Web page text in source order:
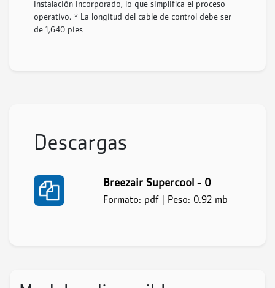
instalación incorporado, lo que simplifica el proceso
operativo. * La longitud del cable de control debe ser
de 1,640 pies
Descargas
Breezair Supercool - 0
Formato: pdf | Peso: 0.92 mb